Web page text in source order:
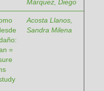
Márquez, Diego
=
Acosta Llanos,
Sandra Milena